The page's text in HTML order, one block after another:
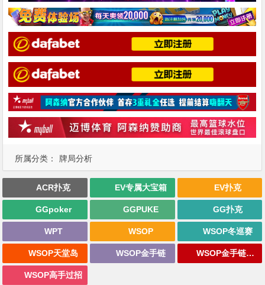
所属分类： 牌局分析
ACR扑克 EV专属大宝箱 EV扑克
GGpoker GGPUKE GG扑克
WPT WSOP WSOP冬巡赛
WSOP天堂岛 WSOP金手链 WSOP金手链战报
WSOP高手过招